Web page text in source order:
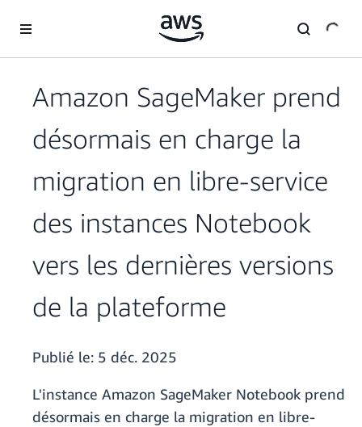
Amazon SageMaker prend
désormais en charge la
migration en libre-service
des instances Notebook
vers les dernières versions
de la plateforme
Publié le: 5 déc. 2025
L'instance Amazon SageMaker Notebook prend
désormais en charge la migration en libre-